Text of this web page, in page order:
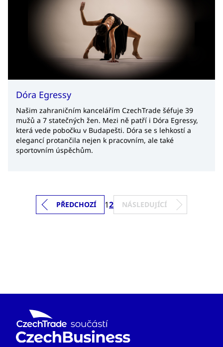
Dóra Egressy
Našim zahraničním kancelářím CzechTrade šéfuje 39
mužů a 7 statečných žen. Mezi ně patří i Dóra Egressy,
která vede pobočku v Budapešti. Dóra se s lehkostí a
elegancí protančila nejen k pracovním, ale také
sportovním úspěchům.
PŘEDCHOZÍ 12 NÁSLEDUJÍCÍ